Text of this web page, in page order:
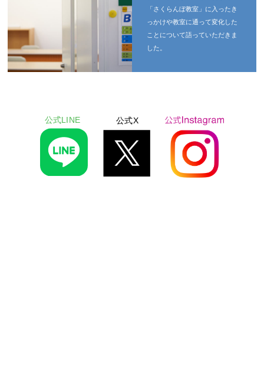
「さくらんぼ教室」に入ったき
っかけや教室に通って変化した
ことについて語っていただきま
した。